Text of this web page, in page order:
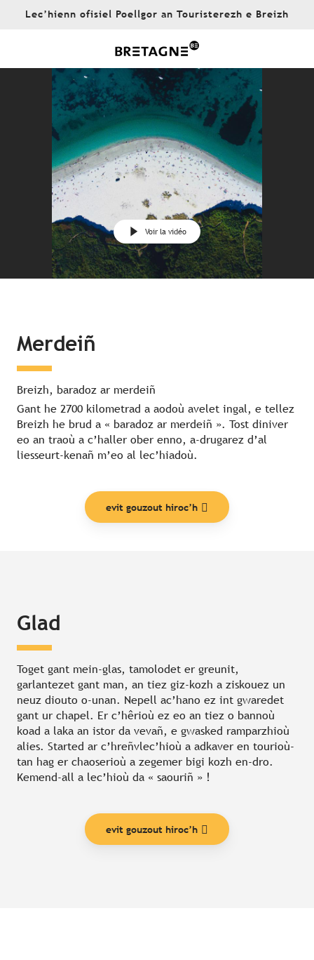
Lec’hienn ofisiel Poellgor an Touristerezh e Breizh
Voir la vidéo
Merdeiñ
Breizh, baradoz ar merdeiñ
Gant he 2700 kilometrad a aodoù avelet ingal, e tellez
Breizh he brud a « baradoz ar merdeiñ ». Tost diniver
eo an traoù a c’haller ober enno, a-drugarez d’al
liesseurt-kenañ m’eo al lec’hiadoù.
evit gouzout hiroc’h
Glad
Toget gant mein-glas, tamolodet er greunit,
garlantezet gant man, an tiez giz-kozh a ziskouez un
neuz diouto o-unan. Nepell ac’hano ez int gwaredet
gant ur chapel. Er c’hêrioù ez eo an tiez o bannoù
koad a laka an istor da vevañ, e gwasked ramparzhioù
alies. Started ar c’hreñvlec’hioù a adkaver en tourioù-
tan hag er chaoserioù a zegemer bigi kozh en-dro.
Kemend-all a lec’hioù da « saouriñ » !
evit gouzout hiroc’h